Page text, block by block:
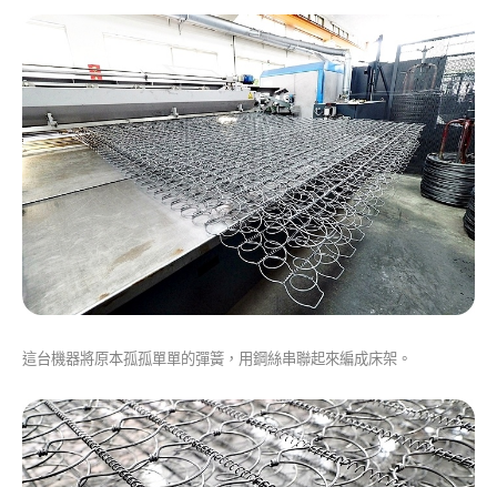
這台機器將原本孤孤單單的彈簧，用鋼絲串聯起來編成床架。